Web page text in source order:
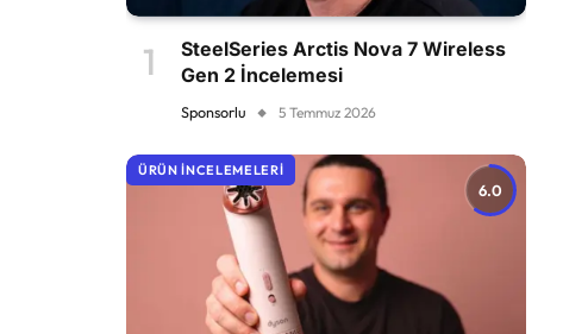
SteelSeries Arctis Nova 7 Wireless
Gen 2 İncelemesi
Sponsorlu 5 Temmuz 2026
6.0
ÜRÜN İNCELEMELERI